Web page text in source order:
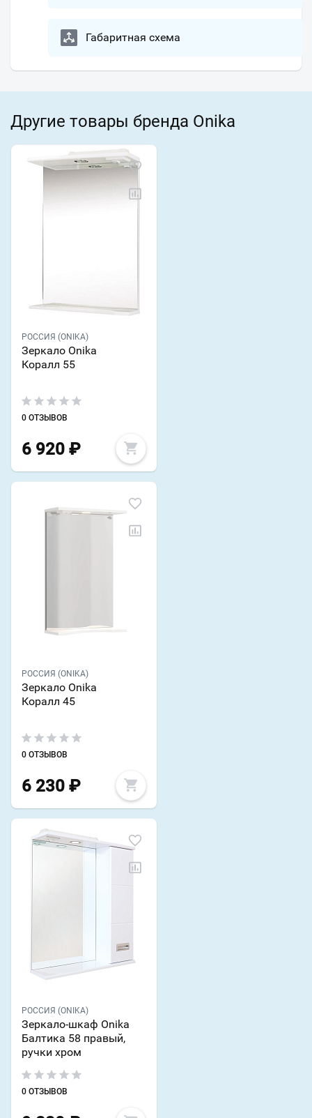
Габаритная схема
Другие товары бренда Onika
РОССИЯ (ONIKA)
Зеркало Onika
Коралл 55
0 ОТЗЫВОВ
6 920 ₽
РОССИЯ (ONIKA)
Зеркало Onika
Коралл 45
0 ОТЗЫВОВ
6 230 ₽
РОССИЯ (ONIKA)
Зеркало-шкаф Onika
Балтика 58 правый,
ручки хром
0 ОТЗЫВОВ